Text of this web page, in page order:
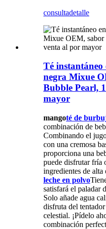
consultadetalle
Té instantáneo
negra Mixue
Bubble Pearl,
mayor
mangoté de
combinación de
Combinando el
con una cremosa
proporciona una
puede disfrutar fría
ingredientes de alta
leche en polvo
satisfará el paladar
Solo añade agua
disfruta del
celestial. ¡Pídelo
combinación